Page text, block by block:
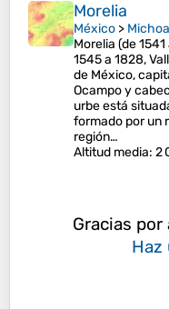
Morelia
México >
Morelia (de
1545 a 1828,
de México,
Ocampo y
urbe está
formado por un
región…
Altitud media: 2
Gracias
Haz